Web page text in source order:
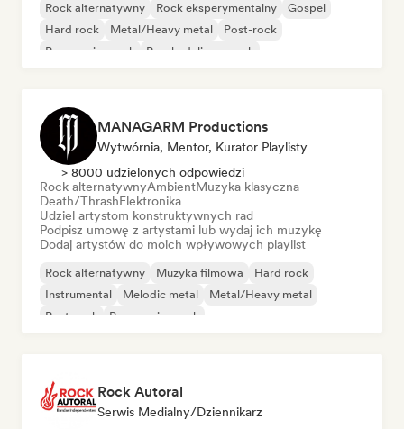
Rock alternatywny Rock eksperymentalny
Gospel
Hard rock
Metal/Heavy metal
Post-rock
Progressive rock
Psychedeliczny rock
MANAGARM Productions
Wytwórnia, Mentor, Kurator Playlisty
> 8000 udzielonych odpowiedzi
Rock alternatywnyAmbientMuzyka klasyczna
Death/ThrashElektronika
Udziel artystom konstruktywnych rad
Podpisz umowę z artystami lub wydaj ich muzykę
Dodaj artystów do moich wpływowych playlist
Rock alternatywny Muzyka filmowa
Hard rock
Instrumental
Melodic metal
Metal/Heavy metal
Post-rock
Progressive rock
Rock Autoral
Serwis Medialny/Dziennikarz